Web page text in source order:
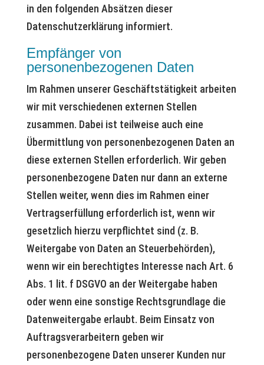
in den folgenden Absätzen dieser
Datenschutzerklärung informiert.
Empfänger von
personenbezogenen Daten
Im Rahmen unserer Geschäftstätigkeit arbeiten
wir mit verschiedenen externen Stellen
zusammen. Dabei ist teilweise auch eine
Übermittlung von personenbezogenen Daten an
diese externen Stellen erforderlich. Wir geben
personenbezogene Daten nur dann an externe
Stellen weiter, wenn dies im Rahmen einer
Vertragserfüllung erforderlich ist, wenn wir
gesetzlich hierzu verpflichtet sind (z. B.
Weitergabe von Daten an Steuerbehörden),
wenn wir ein berechtigtes Interesse nach Art. 6
Abs. 1 lit. f DSGVO an der Weitergabe haben
oder wenn eine sonstige Rechtsgrundlage die
Datenweitergabe erlaubt. Beim Einsatz von
Auftragsverarbeitern geben wir
personenbezogene Daten unserer Kunden nur